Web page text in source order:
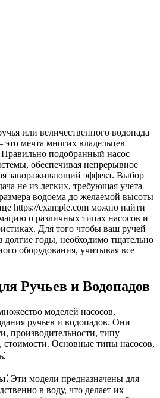
это мечта многих владельцев
подобранный насос
обеспечивая непрерывное
завораживающий эффект. Выбор
не из легких, требующая учета
водоема до желаемой высоты
https://example.com можно найти
о различных типах насосов и
Для того чтобы ваш ручей
долгие годы, необходимо тщательно
оборудования, учитывая все
Ручьев и Водопадов
моделей насосов,
ручьев и водопадов. Они
производительности, типу
стоимости. Основные типы насосов,
Эти модели предназначены для
в воду, что делает их